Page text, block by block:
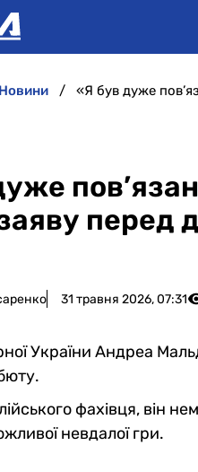
новини
перед
31 травня 2026, 07:31
України Андреа
фахівця, він
невдалої гри.